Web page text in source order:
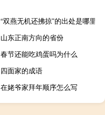
“双燕无机还拂掠”的出处是哪里
山东正南方向的省份
春节还能吃鸡蛋吗为什么
四面家的成语
在姥爷家拜年顺序怎么写